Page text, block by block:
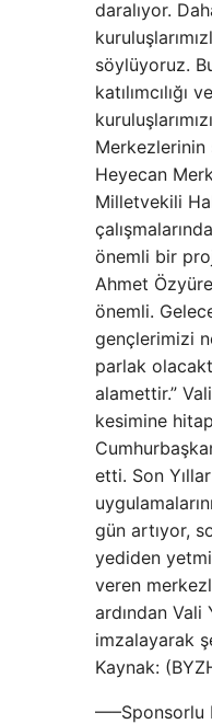
daralıyor.
söylüyoruz.
Merkezlerinin
Heyecan
Milletvekili
önemli bir
Ahmet
önemli.
gençlerimizi
parlak
alamettir.”
kesimine
etti. Son
gün artıyor,
yediden
veren
ardından
imzalayarak
Kaynak:
—–Sponsorlu